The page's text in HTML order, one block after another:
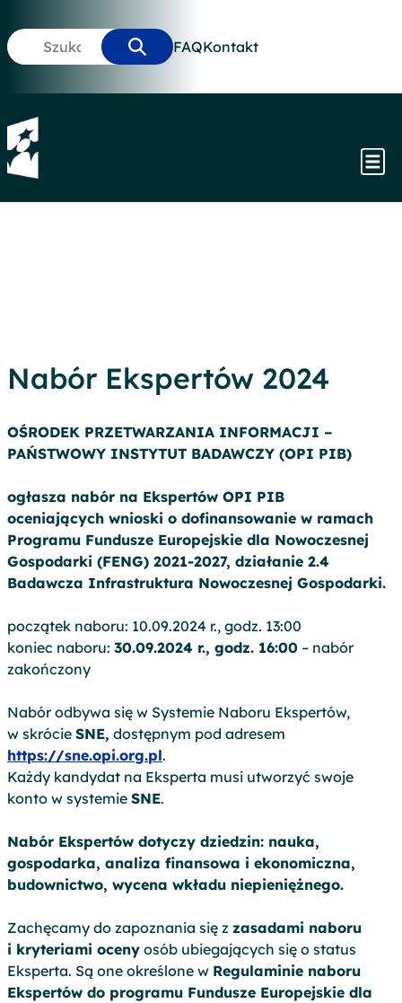
do
treści
Szukaj: FAQKontakt
Nabór Ekspertów 2024
OŚRODEK PRZETWARZANIA INFORMACJI –
PAŃSTWOWY INSTYTUT BADAWCZY (OPI PIB)
ogłasza nabór na Ekspertów OPI PIB
oceniających wnioski o dofinansowanie w ramach
Programu Fundusze Europejskie dla Nowoczesnej
Gospodarki (FENG) 2021-2027, działanie 2.4
Badawcza Infrastruktura Nowoczesnej Gospodarki.
początek naboru: 10.09.2024 r., godz. 13:00
koniec naboru: 30.09.2024 r., godz. 16:00 – nabór
zakończony
Nabór odbywa się w Systemie Naboru Ekspertów,
w skrócie SNE, dostępnym pod adresem
https://sne.opi.org.pl.
Każdy kandydat na Eksperta musi utworzyć swoje
konto w systemie SNE.
Nabór Ekspertów dotyczy dziedzin: nauka,
gospodarka, analiza finansowa i ekonomiczna,
budownictwo, wycena wkładu niepieniężnego.
Zachęcamy do zapoznania się z zasadami naboru
i kryteriami oceny osób ubiegających się o status
Eksperta. Są one określone w Regulaminie naboru
Ekspertów do programu Fundusze Europejskie dla